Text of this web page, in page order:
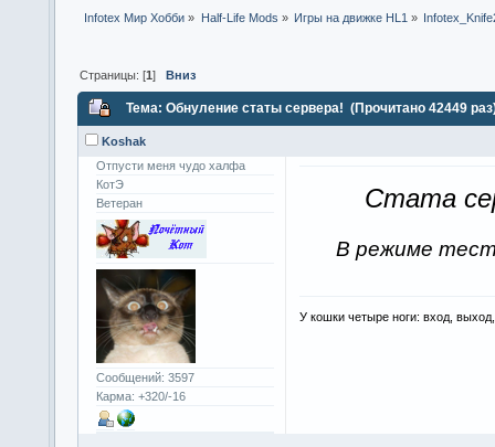
Infotex Мир Хобби » Half-Life Mods » Игры на движке HL1 »
Страницы: [1]Вниз
Тема: Обнуление статы сервера! (Прочитано 42449
Koshak
Отпусти меня чудо халфа
КотЭ
Ветеран
Сообщений: 3597
Карма: +320/-16
Стата
В режиме
У кошки четыре ноги: вход,